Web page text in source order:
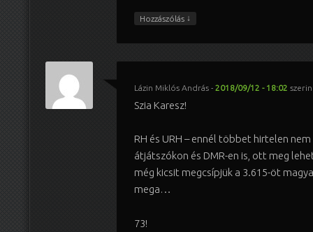
Hozzászólás ↓
Lázin Miklós András- 2018/09/12 - 18:02
Szia Karesz!
RH és URH – ennél többet hirtelen
átjátszókon és DMR-en is, ott meg
még kicsit megcsípjük a 3.615-öt
mega…
73!